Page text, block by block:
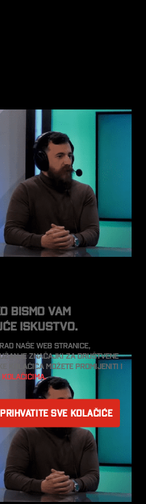
bismo vam
iskustvo.
naše web stranice,
značajki za društvene
kolačića možete promijeniti i
kolačićima.
Prihvatite sve kolačiće